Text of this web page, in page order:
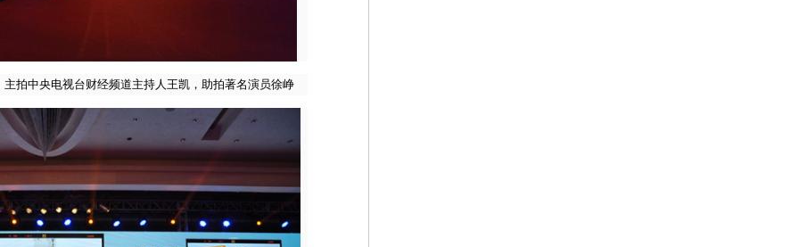
主拍中央电视台财经频道主持人王凯，助拍著名演员徐峥